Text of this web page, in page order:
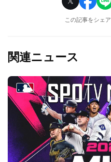
この記事をシェア
関連ニュース